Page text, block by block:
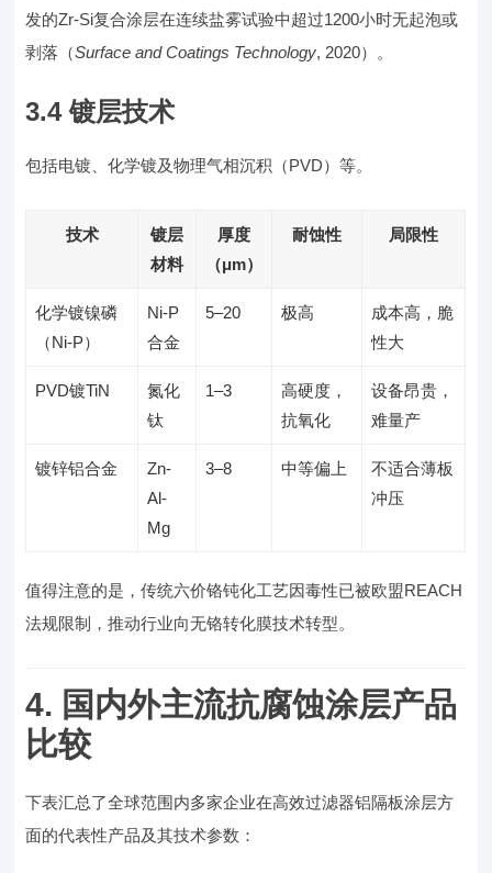
发的Zr-Si复合涂层在连续盐雾试验中超过1200小时无起泡或
剥落（Surface and Coatings Technology, 2020）。
3.4 镀层技术
包括电镀、化学镀及物理气相沉积（PVD）等。
技术
镀层
材料
厚度
（μm）
耐蚀性 局限性
化学镀镍磷
（Ni-P）
Ni-P
合金
5–20 极高
成本高，脆
性大
PVD镀TiN
氮化
钛
1–3
高硬度，
抗氧化
设备昂贵，
难量产
镀锌铝合金
Zn-
Al-
Mg
3–8 中等偏上
不适合薄板
冲压
值得注意的是，传统六价铬钝化工艺因毒性已被欧盟REACH
法规限制，推动行业向无铬转化膜技术转型。
4. 国内外主流抗腐蚀涂层产品
比较
下表汇总了全球范围内多家企业在高效过滤器铝隔板涂层方
面的代表性产品及其技术参数：